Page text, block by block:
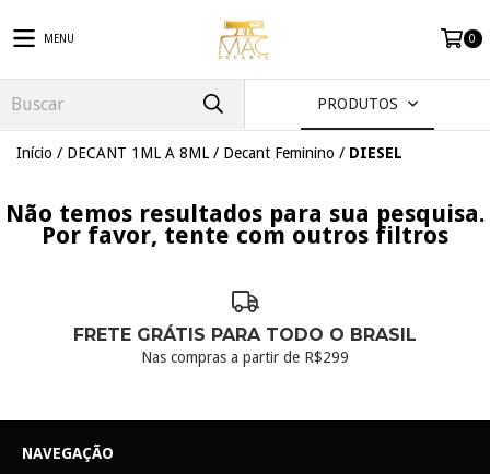
MENU 0
PRODUTOS
Início / DECANT 1ML A 8ML / Decant Feminino / DIESEL
Não temos resultados para sua pesquisa.
Por favor, tente com outros filtros
FRETE GRÁTIS PARA TODO O BRASIL
Nas compras a partir de R$299
NAVEGAÇÃO